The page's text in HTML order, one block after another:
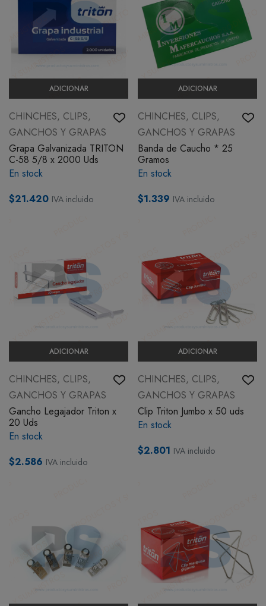
ADICIONAR
CHINCHES, CLIPS,
GANCHOS Y GRAPAS
Grapa Galvanizada TRITON
C-58 5/8 x 2000 Uds
En stock
$21.420 IVA incluido
ADICIONAR
CHINCHES, CLIPS,
GANCHOS Y GRAPAS
Banda de Caucho * 25
Gramos
En stock
$1.339 IVA incluido
ADICIONAR
CHINCHES, CLIPS,
GANCHOS Y GRAPAS
Gancho Legajador Triton x
20 Uds
En stock
$2.586 IVA incluido
ADICIONAR
CHINCHES, CLIPS,
GANCHOS Y GRAPAS
Clip Triton Jumbo x 50 uds
En stock
$2.801 IVA incluido